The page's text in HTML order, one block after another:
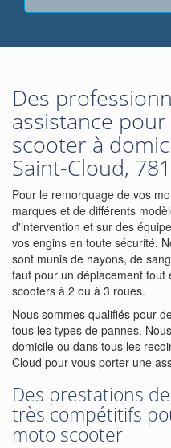
Des
assistance
scooter à
Saint-Cloud,
Pour le remorquage de vos
marques et de différents
d'intervention et sur des
vos engins en toute sécurité.
sont munis de hayons, de
faut pour un déplacement
scooters à 2 ou à 3 roues.
Nous sommes qualifiés pour
tous les types de pannes.
domicile ou dans tous les
Cloud pour vous porter une
Des prestations
très compétitifs
moto scooter